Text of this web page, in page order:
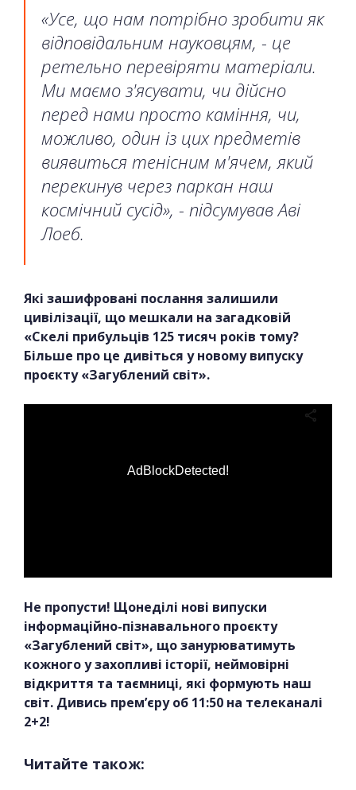
«Усе, що нам потрібно зробити як
відповідальним науковцям, - це
ретельно перевіряти матеріали.
Ми маємо з'ясувати, чи дійсно
перед нами просто каміння, чи,
можливо, один із цих предметів
виявиться тенісним м'ячем, який
перекинув через паркан наш
космічний сусід», - підсумував Аві
Лоеб.
Які зашифровані послання залишили
цивілізації, що мешкали на загадковій
«Скелі прибульців 125 тисяч років тому?
Більше про це дивіться у новому випуску
проєкту «Загублений світ».
AdBlockDetected!
Не пропусти! Щонеділі нові випуски
інформаційно-пізнавального проєкту
«Загублений світ», що занурюватимуть
кожного у захопливі історії, неймовірні
відкриття та таємниці, які формують наш
світ. Дивись прем’єру об 11:50 на телеканалі
2+2!
Читайте також: